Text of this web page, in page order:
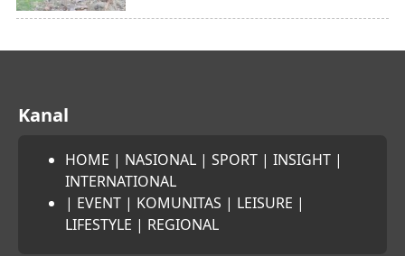
Kanal
HOME | NASIONAL | SPORT | INSIGHT |
INTERNATIONAL
| EVENT | KOMUNITAS | LEISURE |
LIFESTYLE | REGIONAL